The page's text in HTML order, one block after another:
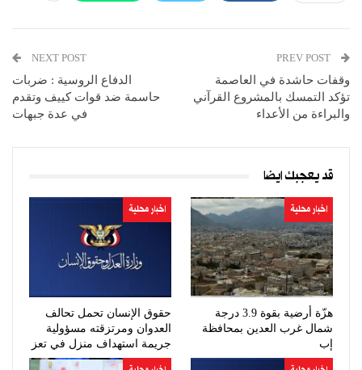
وقفات حاشدة في العاصمة
تؤكد التمسك بالمشروع القرآني
والبراءة من الأعداء
NEXT POST
الدفاع الروسية : ضربات
حاسمة ضد قوات كييف وتقدم
في عدة جبهات
قد يعجبك ايضا
اخبار محلية
هزّة أرضية بقوة 3.9 درجة
شمال غرب العدين بمحافظة
إب
اخبار محلية
حقوق الإنسان تحمل تحالف
العدوان ومرتزقته مسؤولية
جريمة استهداف منزل في تعز